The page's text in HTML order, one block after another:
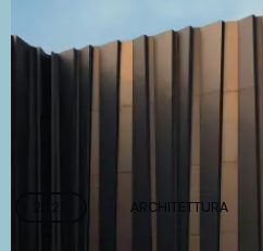
2025 ARCHITETTURA